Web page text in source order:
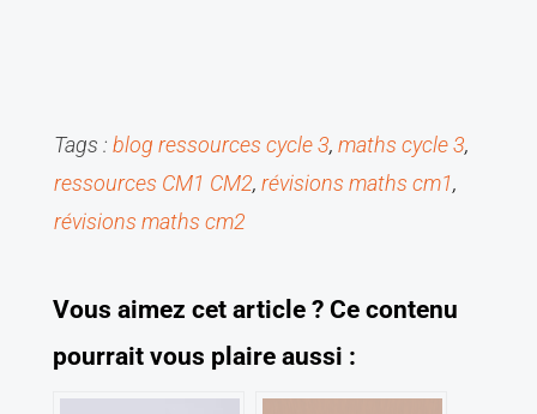
Tags : blog ressources cycle 3, maths cycle 3
ressources CM1 CM2, révisions maths cm1
révisions maths cm2
Vous aimez cet article ? Ce contenu
pourrait vous plaire aussi :